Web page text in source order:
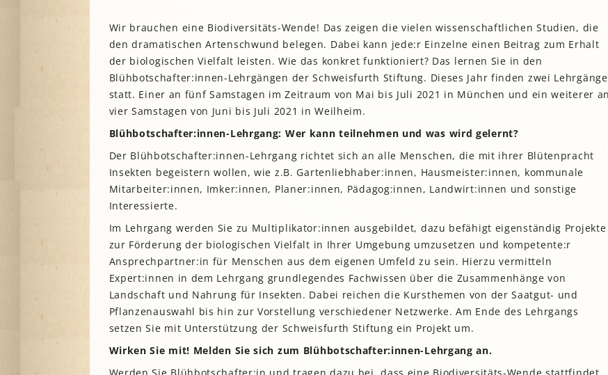
Wir brauchen eine Biodiversitäts-Wende! Das zeigen die vielen wissenschaftlichen Studien, die
den dramatischen Artenschwund belegen. Dabei kann jede:r Einzelne einen Beitrag zum Erhalt
der biologischen Vielfalt leisten. Wie das konkret funktioniert? Das lernen Sie in den
Blühbotschafter:innen-Lehrgängen der Schweisfurth Stiftung. Dieses Jahr finden zwei Lehrgänge
statt. Einer an fünf Samstagen im Zeitraum von Mai bis Juli 2021 in München und ein weiterer an
vier Samstagen von Juni bis Juli 2021 in Weilheim.
Blühbotschafter:innen-Lehrgang: Wer kann teilnehmen und was wird gelernt?
Der Blühbotschafter:innen-Lehrgang richtet sich an alle Menschen, die mit ihrer Blütenpracht
Insekten begeistern wollen, wie z.B. Gartenliebhaber:innen, Hausmeister:innen, kommunale
Mitarbeiter:innen, Imker:innen, Planer:innen, Pädagog:innen, Landwirt:innen und sonstige
Interessierte.
Im Lehrgang werden Sie zu Multiplikator:innen ausgebildet, dazu befähigt eigenständig Projekte
zur Förderung der biologischen Vielfalt in Ihrer Umgebung umzusetzen und kompetente:r
Ansprechpartner:in für Menschen aus dem eigenen Umfeld zu sein. Hierzu vermitteln
Expert:innen in dem Lehrgang grundlegendes Fachwissen über die Zusammenhänge von
Landschaft und Nahrung für Insekten. Dabei reichen die Kursthemen von der Saatgut- und
Pflanzenauswahl bis hin zur Vorstellung verschiedener Netzwerke. Am Ende des Lehrgangs
setzen Sie mit Unterstützung der Schweisfurth Stiftung ein Projekt um.
Wirken Sie mit! Melden Sie sich zum Blühbotschafter:innen-Lehrgang an.